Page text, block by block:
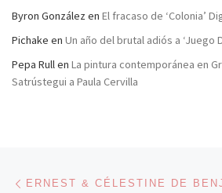
Byron González en El fracaso de ‘Colonia’
Pichake en Un año del brutal adiós a ‘Juego
Pepa Rullen La pintura contemporánea en
Satrústegui a Paula Cervilla
Navegación de